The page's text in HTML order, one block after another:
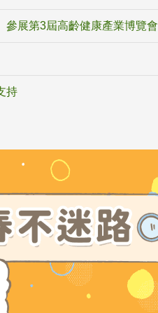
參展第3屆高齡健康產業博覽會
持